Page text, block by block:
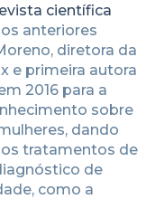
científica
anteriores
diretora da
e primeira autora
2016 para a
sobre
dando
tratamentos de
de
como a